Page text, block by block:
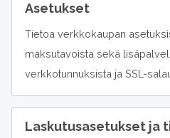
Asetukset
Tietoa verkkokaupan
maksutavoista sekä
verkkotunnuksista ja SSL-
Laskutusasetukset ja